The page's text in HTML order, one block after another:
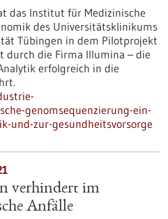
das Institut für Medizinische
des Universitätsklinikums
Tübingen in dem Pilotprojekt
durch die Firma Illumina – die
erfolgreich in die
genomsequenzierung-ein-
und-zur-gesundheitsvorsorge
verhindert im
Anfälle